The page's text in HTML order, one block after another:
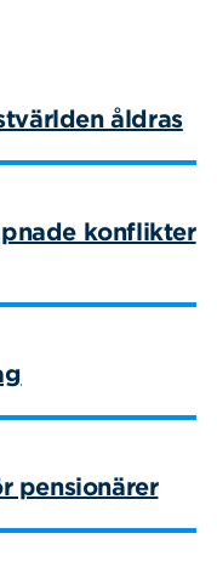
åldras
konflikter
pensionärer